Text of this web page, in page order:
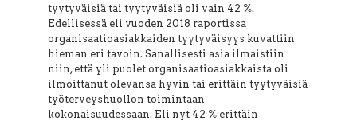
tyytyväisiä tai tyytyväisiä oli vain 42 %.
Edellisessä eli vuoden 2018 raportissa
organisaatioasiakkaiden tyytyväisyys kuvattiin
hieman eri tavoin. Sanallisesti asia ilmaistiin
niin, että yli puolet organisaatioasiakkaista oli
ilmoittanut olevansa hyvin tai erittäin tyytyväisiä
työterveyshuollon toimintaan
kokonaisuudessaan. Eli nyt 42 % erittäin